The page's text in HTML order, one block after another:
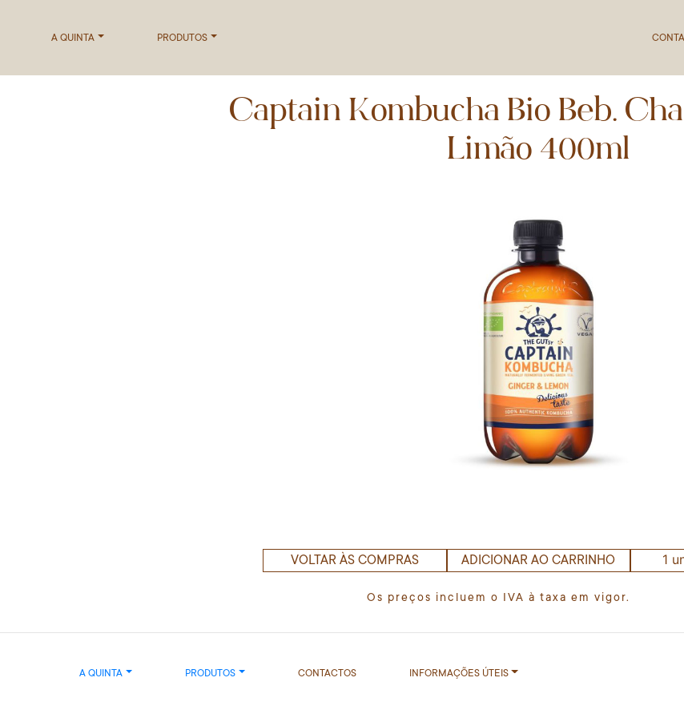
A QUINTA PRODUTOS
Captain Kombucha Bio Beb.
Limão 400ml
VOLTAR ÀS COMPRAS ADICIONAR AO CARRINHO 1
Os preços incluem o IVA à taxa em vigor.
A QUINTA PRODUTOS CONTACTOS INFORMAÇÕES ÚTEIS